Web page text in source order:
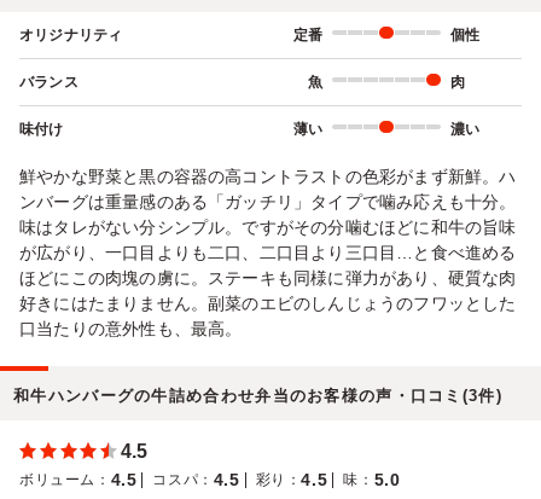
オリジナリティ 定番 個性
バランス 魚 肉
味付け 薄い 濃い
鮮やかな野菜と黒の容器の高コントラストの色彩がまず新鮮。ハ
ンバーグは重量感のある「ガッチリ」タイプで噛み応えも十分。
味はタレがない分シンプル。ですがその分噛むほどに和牛の旨味
が広がり、一口目よりも二口、二口目より三口目…と食べ進める
ほどにこの肉塊の虜に。ステーキも同様に弾力があり、硬質な肉
好きにはたまりません。副菜のエビのしんじょうのフワッとした
口当たりの意外性も、最高。
和牛ハンバーグの牛詰め合わせ弁当のお客様の声・口コミ(3件)
4.5
ボリューム ： 4.5 コスパ ： 4.5 彩り ：4.5 味 ： 5.0